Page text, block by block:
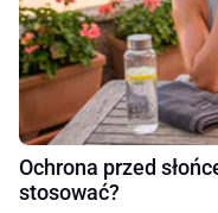
Ochrona przed
stosować?